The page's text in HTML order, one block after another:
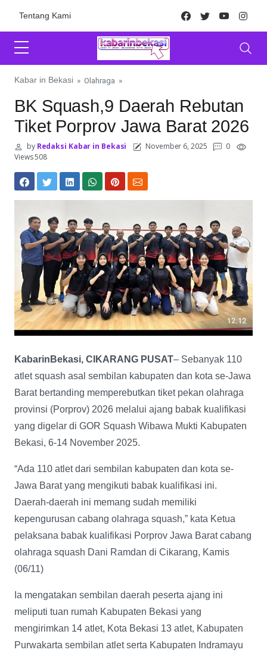
Tentang Kami Facebook
TwitterYoutube
Kabar in Bekasi » Olahraga »
BK Squash,9 Daerah Rebutan
Tiket Porprov Jawa Barat 2026
byRedaksi Kabar in Bekasi November 6, 2025
0
Views 508
KabarinBekasi, CIKARANG PUSAT– Sebanyak 110
atlet squash asal sembilan kabupaten dan kota se-Jawa
Barat bertanding memperebutkan tiket pekan olahraga
provinsi (Porprov) 2026 melalui ajang babak kualifikasi
yang digelar di GOR Squash Wibawa Mukti Kabupaten
Bekasi, 6-14 November 2025.
“Ada 110 atlet dari sembilan kabupaten dan kota se-
Jawa Barat yang mengikuti babak kualifikasi ini.
Daerah-daerah ini memang sudah memiliki
kepengurusan cabang olahraga squash,” kata Ketua
pelaksana babak kualifikasi Porprov Jawa Barat cabang
olahraga squash Dani Ramdan di Cikarang, Kamis
(06/11)
Ia mengatakan sembilan daerah peserta ajang ini
meliputi tuan rumah Kabupaten Bekasi yang
mengirimkan 14 atlet, Kota Bekasi 13 atlet, Kabupaten
Purwakarta sembilan atlet serta Kabupaten Indramayu